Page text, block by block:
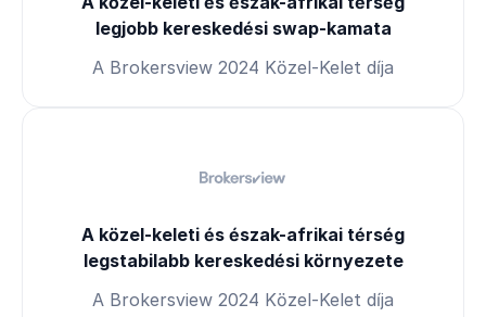
legjobb kereskedési swap-kamata
A Brokersview 2024 Közel-Kelet díja
A közel-keleti és észak-afrikai térség
legstabilabb kereskedési környezete
A Brokersview 2024 Közel-Kelet díja